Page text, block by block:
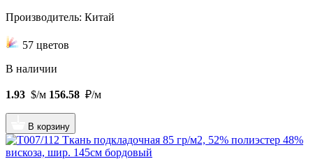
Производитель: Китай
57 цветов
В наличии
1.93 $/м 156.58 ₽/м
В корзину